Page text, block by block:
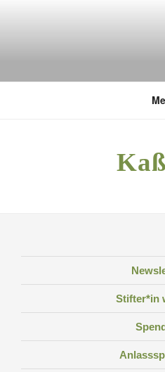
DEUTSCHE
Stifter*in